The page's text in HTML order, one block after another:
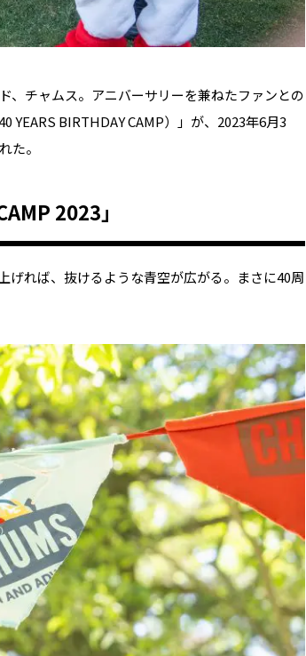
、チャムス。アニバーサリーを兼ねたファンとの
YEARS BIRTHDAY CAMP）」が、2023年6月3
た。
2023」
げれば、抜けるような青空が広がる。まさに40周